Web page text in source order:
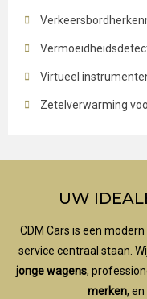
Virtueel
Zetelverwarming
UW
CDM Cars is een
service centraal staan.
jonge wagens,
merken, en